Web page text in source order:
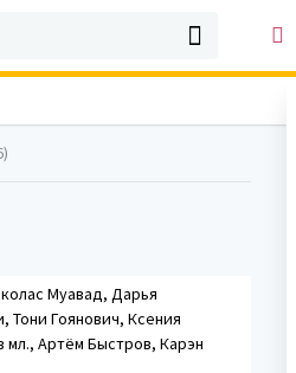
Муавад, Дарья
Тони Гоянович, Ксения
Артём Быстров, Карэн